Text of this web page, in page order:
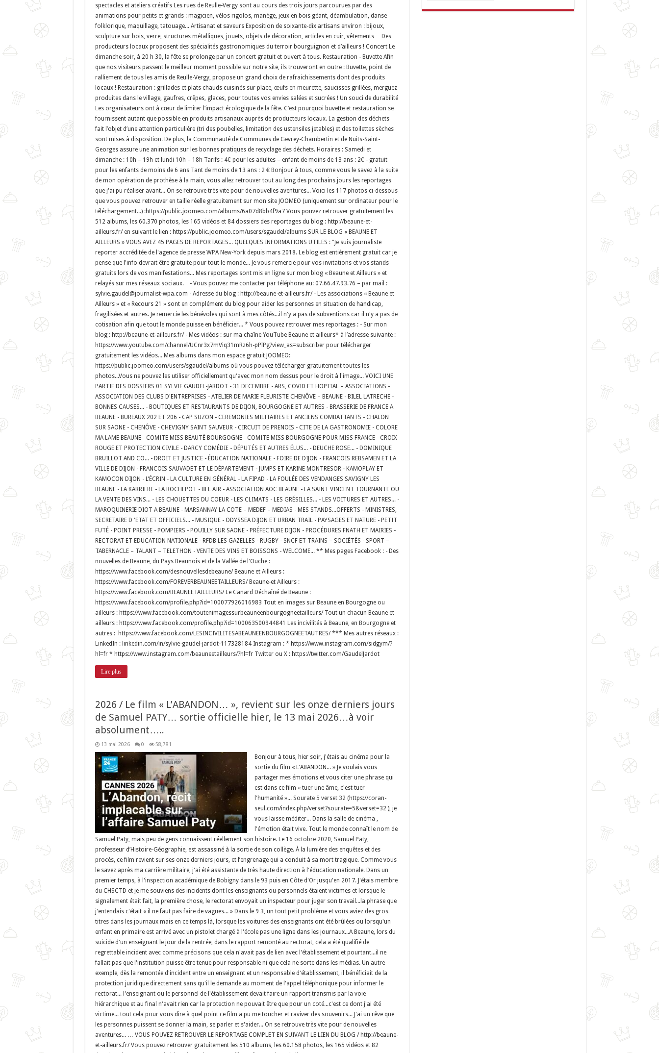
spectacles et ateliers créatifs Les rues de Reulle-Vergy sont au cours des trois jours parcourues par des
animations pour petits et grands : magicien, vélos rigolos, manège, jeux en bois géant, déambulation, danse
folklorique, maquillage, tatouage... Artisanat et saveurs Exposition de soixante-dix artisans environ : bijoux,
sculpture sur bois, verre, structures métalliques, jouets, objets de décoration, articles en cuir, vêtements… Des
producteurs locaux proposent des spécialités gastronomiques du terroir bourguignon et d’ailleurs ! Concert Le
dimanche soir, à 20 h 30, la fête se prolonge par un concert gratuit et ouvert à tous. Restauration - Buvette Afin
que nos visiteurs passent le meilleur moment possible sur notre site, ils trouveront en outre : Buvette, point de
ralliement de tous les amis de Reulle-Vergy, propose un grand choix de rafraichissements dont des produits
locaux ! Restauration : grillades et plats chauds cuisinés sur place, œufs en meurette, saucisses grillées, merguez
produites dans le village, gaufres, crêpes, glaces, pour toutes vos envies salées et sucrées ! Un souci de durabilité
Les organisateurs ont à cœur de limiter l’impact écologique de la fête. C’est pourquoi buvette et restauration se
fournissent autant que possible en produits artisanaux auprès de producteurs locaux. La gestion des déchets
fait l’objet d’une attention particulière (tri des poubelles, limitation des ustensiles jetables) et des toilettes sèches
sont mises à disposition. De plus, la Communauté de Communes de Gevrey-Chambertin et de Nuits-Saint-
Georges assure une animation sur les bonnes pratiques de recyclage des déchets. Horaires : Samedi et
dimanche : 10h – 19h et lundi 10h – 18h Tarifs : 4€ pour les adultes – enfant de moins de 13 ans : 2€ - gratuit
pour les enfants de moins de 6 ans Tant de moins de 13 ans : 2 € Bonjour à tous, comme vous le savez à la suite
de mon opération de prothèse à la main, vous allez retrouver tout au long des prochains jours les reportages
que j'ai pu réaliser avant... On se retrouve très vite pour de nouvelles aventures... Voici les 117 photos ci-dessous
que vous pouvez retrouver en taille réelle gratuitement sur mon site JOOMEO (uniquement sur ordinateur pour le
téléchargement...) :https://public.joomeo.com/albums/6a07d8bb4f9a7 Vous pouvez retrouver gratuitement les
512 albums, les 60.370 photos, les 165 vidéos et 84 dossiers des reportages du blog : http://beaune-et-
ailleurs.fr/ en suivant le lien : https://public.joomeo.com/users/sgaudel/albums SUR LE BLOG « BEAUNE ET
AILLEURS » VOUS AVEZ 45 PAGES DE REPORTAGES... QUELQUES INFORMATIONS UTILES : "Je suis journaliste
reporter accréditée de l'agence de presse WPA New-York depuis mars 2018. Le blog est entièrement gratuit car je
pense que l'info devrait être gratuite pour tout le monde... Je vous remercie pour vos invitations et vos stands
gratuits lors de vos manifestations... Mes reportages sont mis en ligne sur mon blog « Beaune et Ailleurs » et
relayés sur mes réseaux sociaux. - Vous pouvez me contacter par téléphone au: 07.66.47.93.76 – par mail :
sylvie.gaudel@journalist-wpa.com - Adresse du blog : http://beaune-et-ailleurs.fr/ - Les associations « Beaune et
Ailleurs » et « Recours 21 » sont en complément du blog pour aider les personnes en situation de handicap,
fragilisées et autres. Je remercie les bénévoles qui sont à mes côtés...il n'y a pas de subventions car il n'y a pas de
cotisation afin que tout le monde puisse en bénéficier... * Vous pouvez retrouver mes reportages : - Sur mon
blog : http://beaune-et-ailleurs.fr/ - Mes vidéos : sur ma chaîne YouTube Beaune et ailleurs* à l’adresse suivante :
https://www.youtube.com/channel/UCnr3x7mViq31mRz6h-pPlPg?view_as=subscriber pour télécharger
gratuitement les vidéos... Mes albums dans mon espace gratuit JOOMEO:
https://public.joomeo.com/users/sgaudel/albums où vous pouvez télécharger gratuitement toutes les
photos...Vous ne pouvez les utiliser officiellement qu'avec mon nom dessus pour le droit à l'image... VOICI UNE
PARTIE DES DOSSIERS 01 SYLVIE GAUDEL-JARDOT - 31 DECEMBRE - ARS, COVID ET HOPITAL – ASSOCIATIONS -
ASSOCIATION DES CLUBS D'ENTREPRISES - ATELIER DE MARIE FLEURISTE CHENÔVE – BEAUNE - BILEL LATRECHE -
BONNES CAUSES... - BOUTIQUES ET RESTAURANTS DE DIJON, BOURGOGNE ET AUTRES - BRASSERIE DE FRANCE A
BEAUNE - BUREAUX 202 ET 206 - CAP SUZON - CEREMONIES MILITAIRES ET ANCIENS COMBATTANTS - CHALON
SUR SAONE - CHENÔVE - CHEVIGNY SAINT SAUVEUR - CIRCUIT DE PRENOIS - CITE DE LA GASTRONOMIE - COLORE
MA LAME BEAUNE - COMITE MISS BEAUTÉ BOURGOGNE - COMITE MISS BOURGOGNE POUR MISS FRANCE - CROIX
ROUGE ET PROTECTION CIVILE - DARCY COMÉDIE - DÉPUTÉS ET AUTRES ÉLUS... - DEUCHE ROSE... - DOMINIQUE
BRUILLOT AND CO... - DROIT ET JUSTICE - ÉDUCATION NATIONALE - FOIRE DE DIJON - FRANCOIS REBSAMEN ET LA
VILLE DE DIJON - FRANCOIS SAUVADET ET LE DÉPARTEMENT - JUMPS ET KARINE MONTRESOR - KAMOPLAY ET
KAMOCON DIJON - L’ÉCRIN - LA CULTURE EN GÉNÉRAL - LA FIPAD - LA FOULÉE DES VENDANGES SAVIGNY LES
BEAUNE - LA KARRIERE - LA ROCHEPOT - BEL AIR - ASSOCIATION AOC BEAUNE - LA SAINT VINCENT TOURNANTE OU
LA VENTE DES VINS... - LES CHOUETTES DU COEUR - LES CLIMATS - LES GRÉSILLES... - LES VOITURES ET AUTRES... -
MAROQUINERIE DIOT A BEAUNE - MARSANNAY LA COTE – MEDEF – MEDIAS - MES STANDS...OFFERTS - MINISTRES,
SECRETAIRE D 'ETAT ET OFFICIELS... - MUSIQUE - ODYSSEA DIJON ET URBAN TRAIL - PAYSAGES ET NATURE - PETIT
FUTÉ - POINT PRESSE - POMPIERS - POUILLY SUR SAONE - PRÉFECTURE DIJON - PROCÉDURES FNATH ET MAIRIES -
RECTORAT ET EDUCATION NATIONALE - RFDB LES GAZELLES - RUGBY - SNCF ET TRAINS – SOCIÉTÉS - SPORT –
TABERNACLE – TALANT – TELETHON - VENTE DES VINS ET BOISSONS - WELCOME... ** Mes pages Facebook : - Des
nouvelles de Beaune, du Pays Beaunois et de la Vallée de l'Ouche :
https://www.facebook.com/desnouvellesdebeaune/ Beaune et Ailleurs :
https://www.facebook.com/FOREVERBEAUNEETAILLEURS/ Beaune-et Ailleurs :
https://www.facebook.com/BEAUNEETAILLEURS/ Le Canard Déchaîné de Beaune :
https://www.facebook.com/profile.php?id=100077926016983 Tout en images sur Beaune en Bourgogne ou
ailleurs : https://www.facebook.com/toutenimagessurbeauneenbourgogneetailleurs/ Tout un chacun Beaune et
ailleurs : https://www.facebook.com/profile.php?id=100063500944841 Les incivilités à Beaune, en Bourgogne et
autres : https://www.facebook.com/LESINCIVILITESABEAUNEENBOURGOGNEETAUTRES/ *** Mes autres réseaux :
LinkedIn : linkedin.com/in/sylvie-gaudel-jardot-117328184 Instagram : * https://www.instagram.com/sidgym/?
hl=fr * https://www.instagram.com/beauneetailleurs/?hl=fr Twitter ou X : https://twitter.com/GaudelJardot
Lire plus
2026 / Le film « L’ABANDON… », revient sur les onze derniers jours
de Samuel PATY… sortie officielle hier, le 13 mai 2026…à voir
absolument…..
13 mai 2026 0 58,781
Bonjour à tous, hier soir, j'étais au cinéma pour la
sortie du film « L'ABANDON... » Je voulais vous
partager mes émotions et vous citer une phrase qui
est dans ce film « tuer une âme, c'est tuer
l'humanité »... Sourate 5 verset 32 (https://coran-
seul.com/index.php/verset?sourate=5&verset=32 ), je
vous laisse méditer... Dans la salle de cinéma ,
l'émotion était vive. Tout le monde connaît le nom de
Samuel Paty, mais peu de gens connaissent réellement son histoire. Le 16 octobre 2020, Samuel Paty,
professeur d’Histoire-Géographie, est assassiné à la sortie de son collège. À la lumière des enquêtes et des
procès, ce film revient sur ses onze derniers jours, et l’engrenage qui a conduit à sa mort tragique. Comme vous
le savez après ma carrière militaire, j'ai été assistante de très haute direction à l'éducation nationale. Dans un
premier temps, à l'inspection académique de Bobigny dans le 93 puis en Côte d'Or jusqu'en 2017. J'étais membre
du CHSCTD et je me souviens des incidents dont les enseignants ou personnels étaient victimes et lorsque le
signalement était fait, la première chose, le rectorat envoyait un inspecteur pour juger son travail...la phrase que
j'entendais c'était « il ne faut pas faire de vagues... » Dans le 9 3, un tout petit problème et vous aviez des gros
titres dans les journaux mais en ce temps là, lorsque les voitures des enseignants ont été brûlées ou lorsqu'un
enfant en primaire est arrivé avec un pistolet chargé à l'école pas une ligne dans les journaux...A Beaune, lors du
suicide d'un enseignant le jour de la rentrée, dans le rapport remonté au rectorat, cela a été qualifié de
regrettable incident avec comme précisons que cela n'avait pas de lien avec l'établissement et pourtant...il ne
fallait pas que l'institution puisse être tenue pour responsable ni que cela ne sorte dans les médias. Un autre
exemple, dès la remontée d'incident entre un enseignant et un responsable d'établissement, il bénéficiait de la
protection juridique directement sans qu'il le demande au moment de l'appel téléphonique pour informer le
rectorat... l'enseignant ou le personnel de l'établissement devait faire un rapport transmis par la voie
hiérarchique et au final n'avait rien car la protection ne pouvait être que pour un coté...c'est ce dont j'ai été
victime... tout cela pour vous dire à quel point ce film a pu me toucher et raviver des souvenirs... J'ai un rêve que
les personnes puissent se donner la main, se parler et s'aider... On se retrouve très vite pour de nouvelles
aventures... … VOUS POUVEZ RETROUVER LE REPORTAGE COMPLET EN SUIVANT LE LIEN DU BLOG / http://beaune-
et-ailleurs.fr/ Vous pouvez retrouver gratuitement les 510 albums, les 60.158 photos, les 165 vidéos et 82
articles…